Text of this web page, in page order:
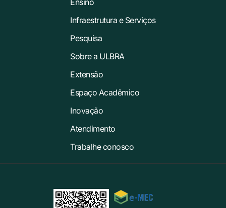
Infraestrutura e Serviços
Pesquisa
Sobre a ULBRA
Extensão
Espaço Acadêmico
Inovação
Atendimento
Trabalhe conosco